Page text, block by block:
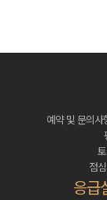
예약 및 문의
점
응급